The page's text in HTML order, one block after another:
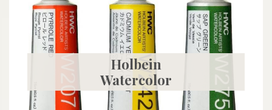
Holbein
Watercolor